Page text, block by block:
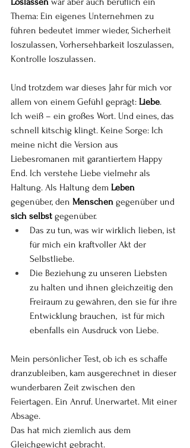
Thema: Ein eigenes Unternehmen zu
führen bedeutet immer wieder, Sicherheit
loszulassen, Vorhersehbarkeit loszulassen,
Kontrolle loszulassen.
Und trotzdem war dieses Jahr für mich vor
allem von einem Gefühl geprägt: Liebe.
Ich weiß – ein großes Wort. Und eines, das
schnell kitschig klingt. Keine Sorge: Ich
meine nicht die Version aus
Liebesromanen mit garantiertem Happy
End. Ich verstehe Liebe vielmehr als
Haltung. Als Haltung dem Leben
gegenüber, den Menschen gegenüber und
sich selbst gegenüber.
Das zu tun, was wir wirklich lieben, ist
für mich ein kraftvoller Akt der
Selbstliebe.
Die Beziehung zu unseren Liebsten
zu halten und ihnen gleichzeitig den
Freiraum zu gewähren, den sie für ihre
Entwicklung brauchen,  ist für mich
ebenfalls ein Ausdruck von Liebe.
Mein persönlicher Test, ob ich es schaffe
dranzubleiben, kam ausgerechnet in dieser
wunderbaren Zeit zwischen den
Feiertagen. Ein Anruf. Unerwartet. Mit einer
Absage.
Das hat mich ziemlich aus dem
Gleichgewicht gebracht.